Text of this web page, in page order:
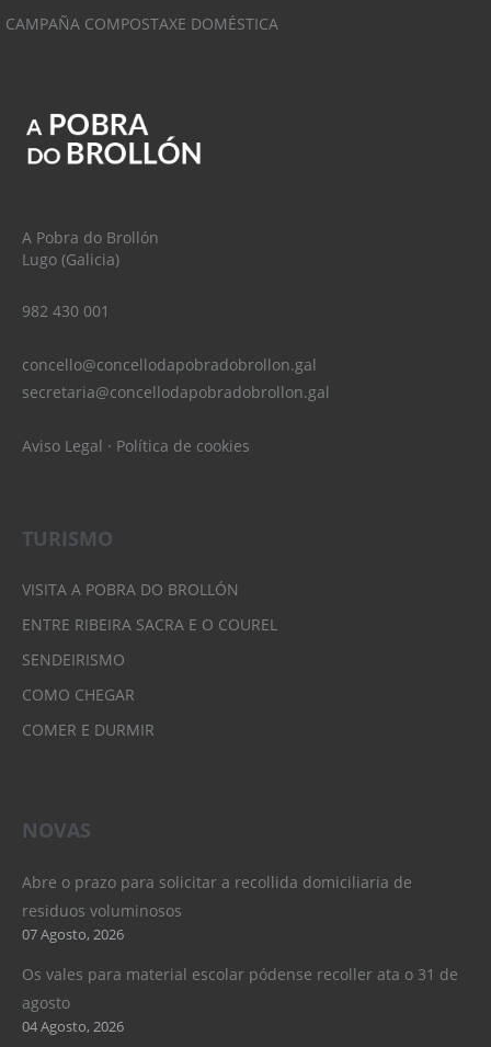
CAMPAÑA COMPOSTAXE DOMÉSTICA
A Pobra do Brollón
Lugo (Galicia)
982 430 001
concello@concellodapobradobrollon.gal
secretaria@concellodapobradobrollon.gal
Aviso Legal · Política de cookies
TURISMO
VISITA A POBRA DO BROLLÓN
ENTRE RIBEIRA SACRA E O COUREL
SENDEIRISMO
COMO CHEGAR
COMER E DURMIR
NOVAS
Abre o prazo para solicitar a recollida domiciliaria de
residuos voluminosos
07 Agosto, 2026
Os vales para material escolar pódense recoller ata o 31 de
agosto
04 Agosto, 2026